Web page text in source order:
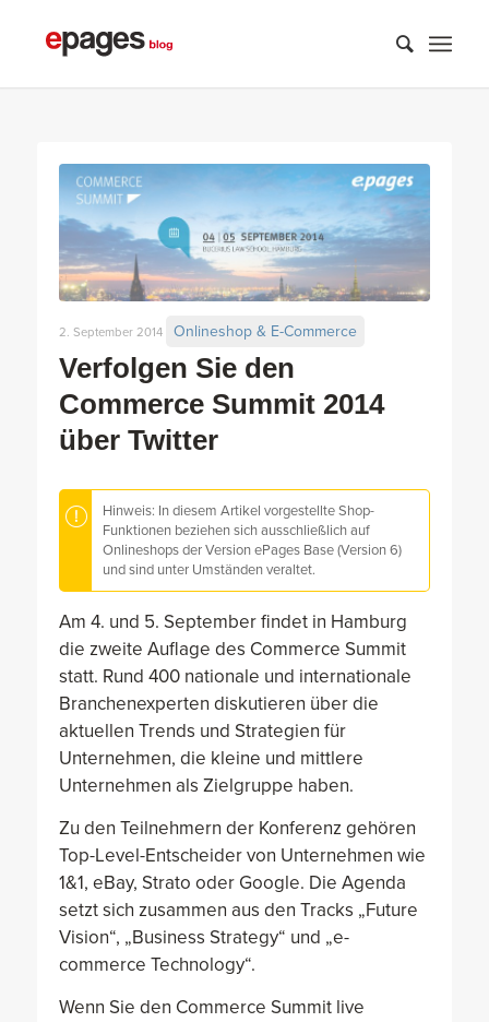
Verfolgen Sie den
Commerce Summit 2014
über Twitter
2. September 2014 Onlineshop & E-Commerce
Hinweis: In diesem Artikel vorgestellte Shop-
Funktionen beziehen sich ausschließlich auf
Onlineshops der Version ePages Base (Version 6)
und sind unter Umständen veraltet.
Am 4. und 5. September findet in Hamburg
die zweite Auflage des Commerce Summit
statt. Rund 400 nationale und internationale
Branchenexperten diskutieren über die
aktuellen Trends und Strategien für
Unternehmen, die kleine und mittlere
Unternehmen als Zielgruppe haben.
Zu den Teilnehmern der Konferenz gehören
Top-Level-Entscheider von Unternehmen wie
1&1, eBay, Strato oder Google. Die Agenda
setzt sich zusammen aus den Tracks „Future
Vision“, „Business Strategy“ und „e-
commerce Technology“.
Wenn Sie den Commerce Summit live